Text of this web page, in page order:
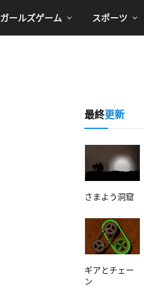
ガールズゲーム スポーツ
最終更新
さまよう洞窟
ギアとチェー
ン